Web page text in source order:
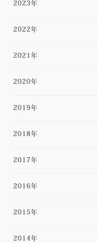
2023年
2022年
2021年
2020年
2019年
2018年
2017年
2016年
2015年
2014年